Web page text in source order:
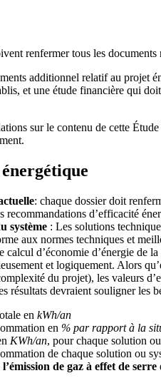
renfermer tous les
additionnel relatif au projet
et une étude financière qui
sur le contenu de cette
: chaque dossier doit
recommandations d’efficacité
système : Les solutions
aux normes techniques et
calcul d’économie d’énergie de
et logiquement. Alors
du projet), les valeurs
résultats devraient souligner les
en kWh/an
en % par rapport à la
KWh/an, pour chaque solution
de chaque solution ou
de gaz à effet de serre